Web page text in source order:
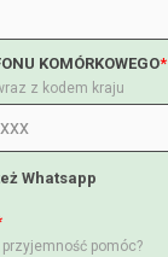
KOMÓRKOWEGO*
z kodem kraju
Whatsapp
pomóc?